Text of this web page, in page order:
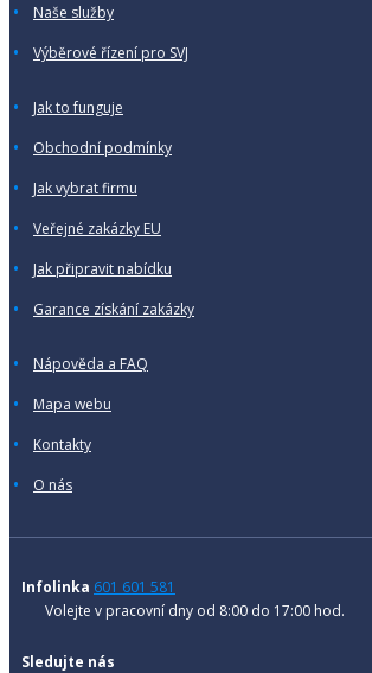
Naše služby
Výběrové řízení pro SVJ
Jak to funguje
Obchodní podmínky
Jak vybrat firmu
Veřejné zakázky EU
Jak připravit nabídku
Garance získání zakázky
Nápověda a FAQ
Mapa webu
Kontakty
O nás
Infolinka 601 601 581
Volejte v pracovní dny od 8:00 do 17:00 hod.
Sledujte nás